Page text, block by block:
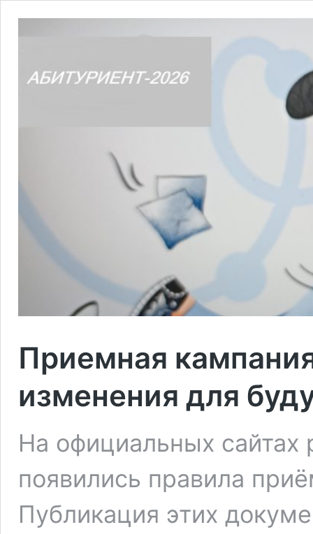
Приемная
изменения для
На официальных сайтах
появились правила
Публикация этих